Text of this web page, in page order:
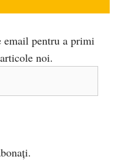
email pentru a primi
noi.